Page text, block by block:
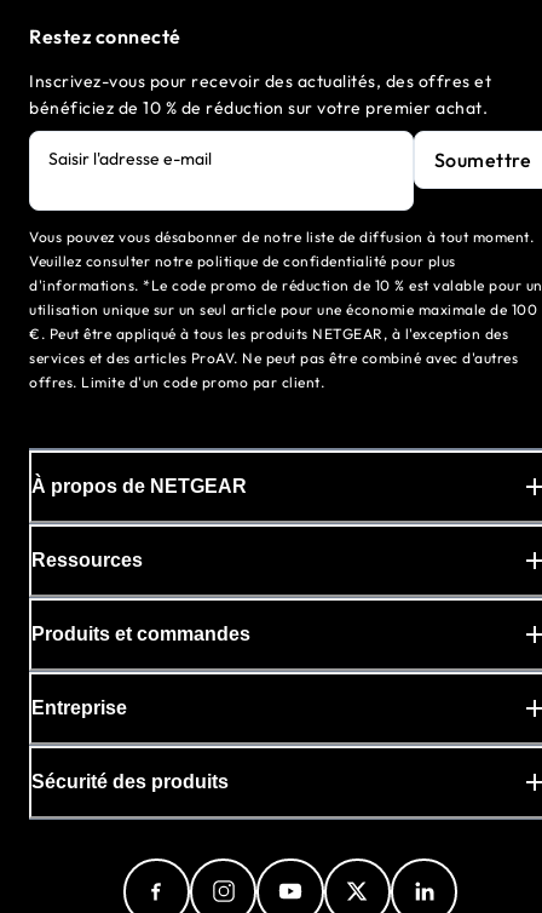
Restez connecté
Inscrivez-vous pour recevoir des actualités, des offres et
bénéficiez de 10 % de réduction sur votre premier achat.
Saisir l'adresse e-mail Soumettre
Vous pouvez vous désabonner de notre liste de diffusion à tout moment.
Veuillez consulter notre politique de confidentialité pour plus
d'informations. *Le code promo de réduction de 10 % est valable pour
utilisation unique sur un seul article pour une économie maximale de 100
€. Peut être appliqué à tous les produits NETGEAR, à l'exception des
services et des articles ProAV. Ne peut pas être combiné avec d'autres
offres. Limite d'un code promo par client.
À propos de NETGEAR
Ressources
Produits et commandes
Entreprise
Sécurité des produits